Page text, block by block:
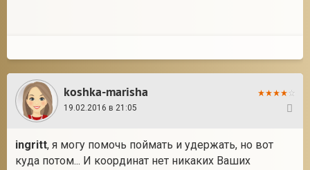
koshka-marisha
19.02.2016 в 21:05
ingritt, я могу помочь поймать и удержать, но вот
куда потом... И координат нет никаких Ваших